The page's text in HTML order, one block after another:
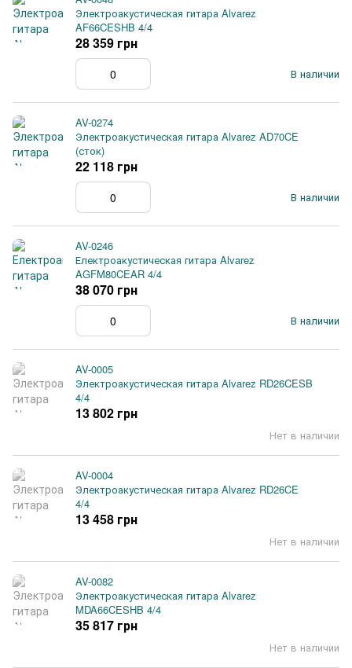
Электроакустическая гитара Alvarez
AF66CESHB 4/4
В наличии
28 359 грн
AV-0274
Электроакустическая гитара Alvarez AD70CE
(сток)
В наличии
22 118 грн
AV-0246
Електроакустическая гитара Alvarez
AGFM80CEAR 4/4
В наличии
38 070 грн
AV-0005
Электроакустическая гитара Alvarez RD26CESB
4/4
Нет в наличии
13 802 грн
AV-0004
Электроакустическая гитара Alvarez RD26CE
4/4
Нет в наличии
13 458 грн
AV-0082
Электроакустическая гитара Alvarez
MDA66CESHB 4/4
Нет в наличии
35 817 грн